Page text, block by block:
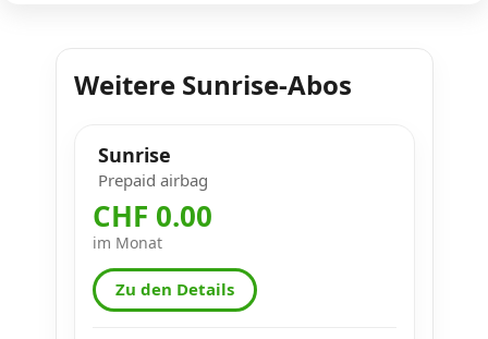
Weitere Sunrise-Abos
Sunrise
Prepaid airbag
CHF 0.00
im Monat
Zu den Details